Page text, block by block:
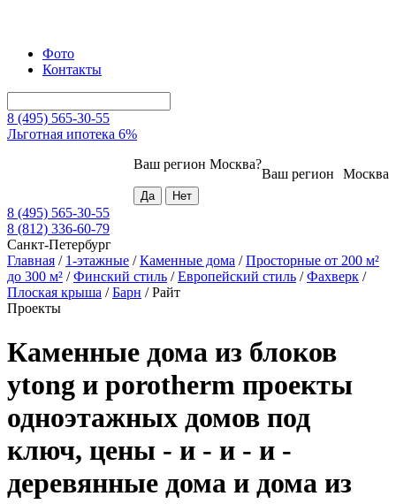
Фото
Контакты
8 (495) 565-30-55
Льготная ипотека 6%
Москва
Ваш регион
Ваш регион Москва?
8 (495) 565-30-55
8 (812) 336-60-79
Санкт-Петербург
Главная / 1-этажные /Каменные дома /Просторные от 200 м²
до 300 м² /Финский стиль /Европейский стиль /Фахверк /
Плоская крыша /Барн /Райт
Проекты
Каменные дома из блоков
ytong и porotherm проекты
одноэтажных домов под
ключ, цены - и - и - и -
деревянные дома и дома из